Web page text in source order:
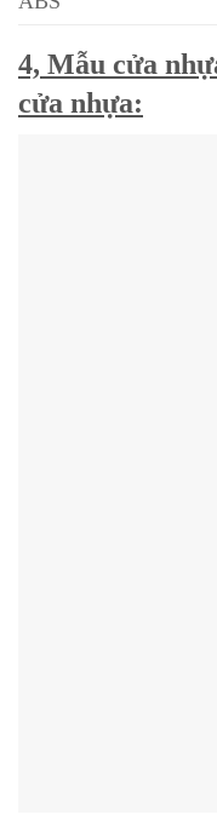
4, Mẫu cửa
cửa nhựa: